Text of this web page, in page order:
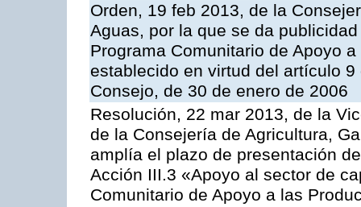
Orden, 19 feb 2013, de la
Aguas, por la que se da
Programa Comunitario de Apoyo
establecido en virtud del artículo
Consejo, de 30 de enero de 2006
Resolución, 22 mar 2013, de la
de la Consejería de Agricultura,
amplía el plazo de presentación
Acción III.3 «Apoyo al sector de
Comunitario de Apoyo a las